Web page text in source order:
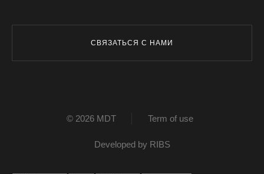
СВЯЗАТЬСЯ С НАМИ
© 2026 MDT Term of use
Developed by RIBS